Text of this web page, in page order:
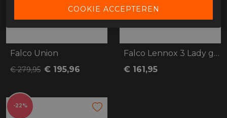
Falco Union
€ 279,95 € 195,96
Falco Lennox 3 Lady grijs
€ 161,95
-22%